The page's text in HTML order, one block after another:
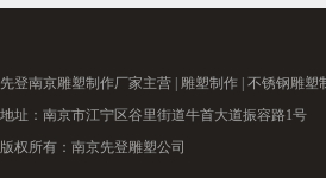
先登南京雕塑制作厂家主营 | 雕塑制作 不锈钢雕塑
地址：南京市江宁区谷里街道牛首大道振容路1号
版权所有：南京先登雕塑公司